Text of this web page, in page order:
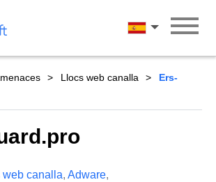
Català
Llocs web canalla
Ers-
web canalla, Adware,